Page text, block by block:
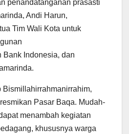
penandatanganan prasasti
Andi Harun,
Tim Wali Kota untuk
Bank Indonesia, dan
Bismillahirrahmanirrahim,
Pasar Baqa. Mudah-
menambah kegiatan
khususnya warga